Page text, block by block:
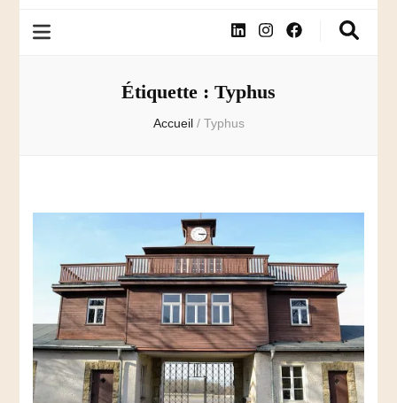
Étiquette : Typhus
Accueil / Typhus